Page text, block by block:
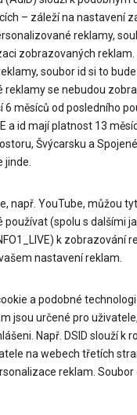
– záleží na nastavení
reklamy,
zobrazovaných reklam.
soubor id si to
reklamy se nebudou
6 měsíců od posledního
a id mají platnost 13
Švýcarsku a
jinde.
např. YouTube, můžou
používat (spolu s dalšími
k zobrazování
nastavení reklam.
a podobné
jsou určené pro
Např. DSID slouží k
na webech třetích
reklam. Soubor